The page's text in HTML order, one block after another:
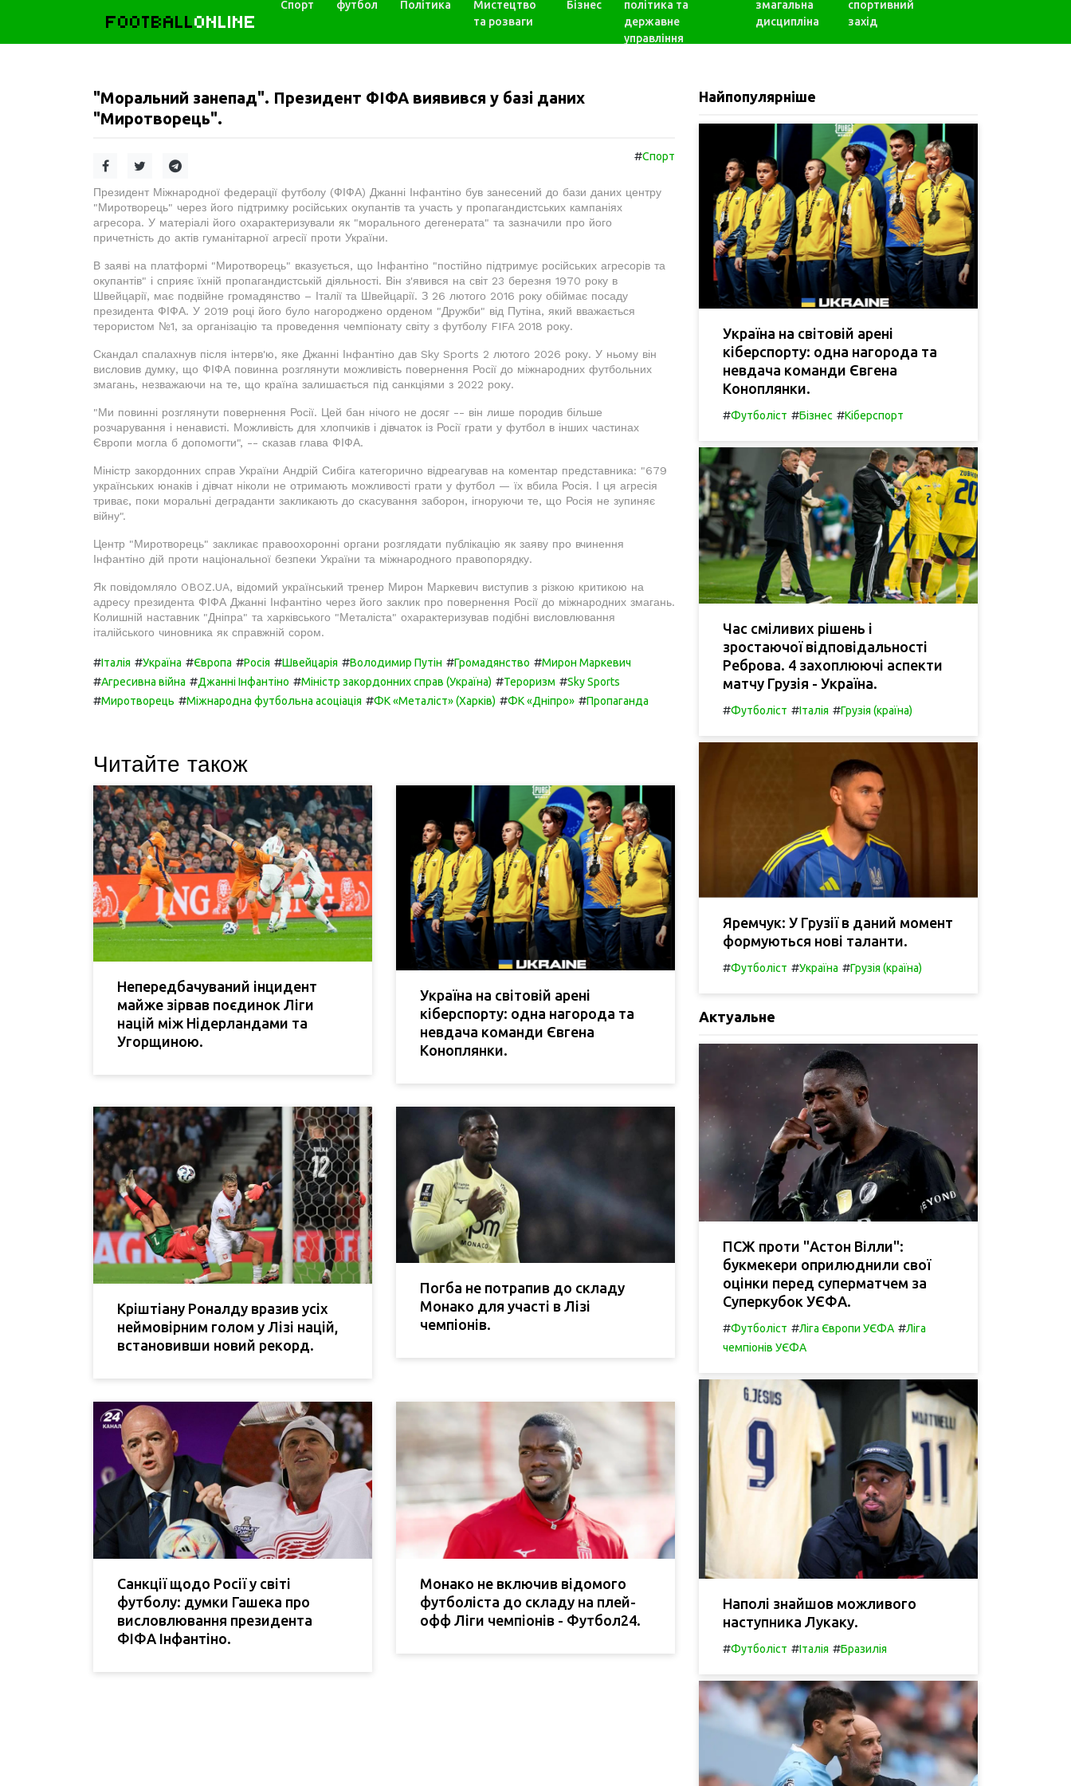
FOOTBALLONLINE
Спорт футбол Політика
Мистецтво
та розваги
Бізнес
політика та
державне
управління
змагальна
дисципліна
спортивний
захід
"Моральний занепад". Президент ФІФА виявився у базі даних
"Миротворець".
#Спорт
Президент Міжнародної федерації футболу (ФІФА) Джанні Інфантіно був занесений до бази даних центру
"Миротворець" через його підтримку російських окупантів та участь у пропагандистських кампаніях
агресора. У матеріалі його охарактеризували як "морального дегенерата" та зазначили про його
причетність до актів гуманітарної агресії проти України.
В заяві на платформі "Миротворець" вказується, що Інфантіно "постійно підтримує російських агресорів та
окупантів" і сприяє їхній пропагандистській діяльності. Він з'явився на світ 23 березня 1970 року в
Швейцарії, має подвійне громадянство – Італії та Швейцарії. З 26 лютого 2016 року обіймає посаду
президента ФІФА. У 2019 році його було нагороджено орденом "Дружби" від Путіна, який вважається
терористом №1, за організацію та проведення чемпіонату світу з футболу FIFA 2018 року.
Скандал спалахнув після інтерв'ю, яке Джанні Інфантіно дав Sky Sports 2 лютого 2026 року. У ньому він
висловив думку, що ФІФА повинна розглянути можливість повернення Росії до міжнародних футбольних
змагань, незважаючи на те, що країна залишається під санкціями з 2022 року.
"Ми повинні розглянути повернення Росії. Цей бан нічого не досяг -- він лише породив більше
розчарування і ненависті. Можливість для хлопчиків і дівчаток із Росії грати у футбол в інших частинах
Європи могла б допомогти", -- сказав глава ФІФА.
Міністр закордонних справ України Андрій Сибіга категорично відреагував на коментар представника: "679
українських юнаків і дівчат ніколи не отримають можливості грати у футбол — їх вбила Росія. І ця агресія
триває, поки моральні деграданти закликають до скасування заборон, ігноруючи те, що Росія не зупиняє
війну".
Центр "Миротворець" закликає правоохоронні органи розглядати публікацію як заяву про вчинення
Інфантіно дій проти національної безпеки України та міжнародного правопорядку.
Як повідомляло OBOZ.UA, відомий український тренер Мирон Маркевич виступив з різкою критикою на
адресу президента ФІФА Джанні Інфантіно через його заклик про повернення Росії до міжнародних змагань.
Колишній наставник "Дніпра" та харківського "Металіста" охарактеризував подібні висловлювання
італійського чиновника як справжній сором.
#Італія #Україна #Європа #Росія #Швейцарія #Володимир Путін #Громадянство #Мирон Маркевич
#Агресивна війна #Джанні Інфантіно #Міністр закордонних справ (Україна) #Тероризм #Sky Sports
#Миротворець #Міжнародна футбольна асоціація #ФК «Металіст» (Харків) #ФК «Дніпро» #Пропаганда
Читайте також
Непередбачуваний інцидент
майже зірвав поєдинок Ліги
націй між Нідерландами та
Угорщиною.
Україна на світовій арені
кіберспорту: одна нагорода та
невдача команди Євгена
Коноплянки.
Кріштіану Роналду вразив усіх
неймовірним голом у Лізі націй,
встановивши новий рекорд.
Погба не потрапив до складу
Монако для участі в Лізі
чемпіонів.
Санкції щодо Росії у світі
футболу: думки Гашека про
висловлювання президента
ФІФА Інфантіно.
Монако не включив відомого
футболіста до складу на плей-
офф Ліги чемпіонів - Футбол24.
Найпопулярніше
Україна на світовій арені
кіберспорту: одна нагорода та
невдача команди Євгена
Коноплянки.
#Футболіст #Бізнес #Кіберспорт
Час сміливих рішень і
зростаючої відповідальності
Реброва. 4 захоплюючі аспекти
матчу Грузія - Україна.
#Футболіст #Італія #Грузія (країна)
Яремчук: У Грузії в даний момент
формуються нові таланти.
#Футболіст #Україна #Грузія (країна)
Актуальне
ПСЖ проти "Астон Вілли":
букмекери оприлюднили свої
оцінки перед суперматчем за
Суперкубок УЄФА.
#Футболіст #Ліга Європи УЄФА #Ліга
чемпіонів УЄФА
Наполі знайшов можливого
наступника Лукаку.
#Футболіст #Італія #Бразилія